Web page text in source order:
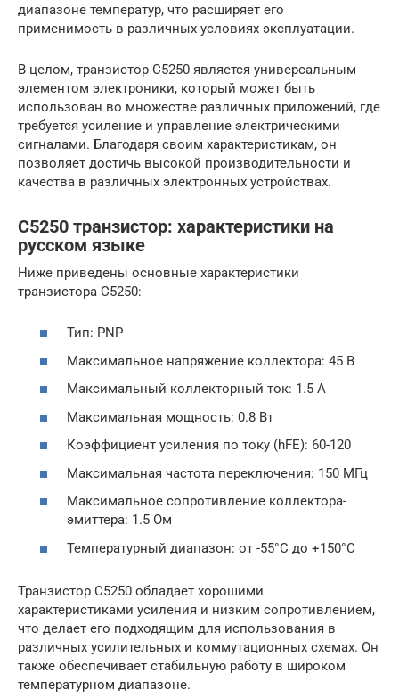
диапазоне температур, что расширяет его
применимость в различных условиях эксплуатации.
В целом, транзистор C5250 является универсальным
элементом электроники, который может быть
использован во множестве различных приложений, где
требуется усиление и управление электрическими
сигналами. Благодаря своим характеристикам, он
позволяет достичь высокой производительности и
качества в различных электронных устройствах.
C5250 транзистор: характеристики на
русском языке
Ниже приведены основные характеристики
транзистора C5250:
Тип: PNP
Максимальное напряжение коллектора: 45 В
Максимальный коллекторный ток: 1.5 А
Максимальная мощность: 0.8 Вт
Коэффициент усиления по току (hFE): 60-120
Максимальная частота переключения: 150 МГц
Максимальное сопротивление коллектора-
эмиттера: 1.5 Ом
Температурный диапазон: от -55°C до +150°C
Транзистор C5250 обладает хорошими
характеристиками усиления и низким сопротивлением,
что делает его подходящим для использования в
различных усилительных и коммутационных схемах. Он
также обеспечивает стабильную работу в широком
температурном диапазоне.